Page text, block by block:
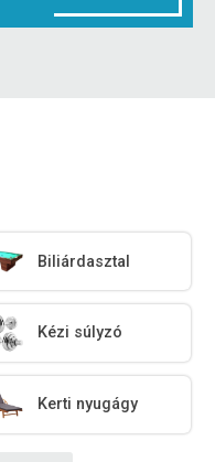
Biliárdasztal
Kézi súlyzó
Kerti nyugágy